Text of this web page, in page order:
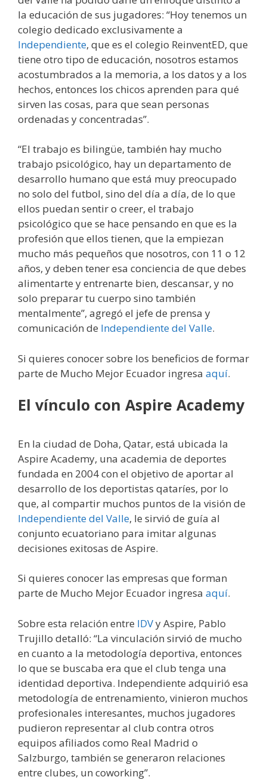
la educación de sus jugadores: “Hoy tenemos un
colegio dedicado exclusivamente a
Independiente, que es el colegio ReinventED, que
tiene otro tipo de educación, nosotros estamos
acostumbrados a la memoria, a los datos y a los
hechos, entonces los chicos aprenden para qué
sirven las cosas, para que sean personas
ordenadas y concentradas”.
“El trabajo es bilingüe, también hay mucho
trabajo psicológico, hay un departamento de
desarrollo humano que está muy preocupado
no solo del futbol, sino del día a día, de lo que
ellos puedan sentir o creer, el trabajo
psicológico que se hace pensando en que es la
profesión que ellos tienen, que la empiezan
mucho más pequeños que nosotros, con 11 o 12
años, y deben tener esa conciencia de que debes
alimentarte y entrenarte bien, descansar, y no
solo preparar tu cuerpo sino también
mentalmente”, agregó el jefe de prensa y
comunicación de Independiente del Valle.
Si quieres conocer sobre los beneficios de formar
parte de Mucho Mejor Ecuador ingresa aquí.
El vínculo con Aspire Academy
En la ciudad de Doha, Qatar, está ubicada la
Aspire Academy, una academia de deportes
fundada en 2004 con el objetivo de aportar al
desarrollo de los deportistas qataríes, por lo
que, al compartir muchos puntos de la visión de
Independiente del Valle, le sirvió de guía al
conjunto ecuatoriano para imitar algunas
decisiones exitosas de Aspire.
Si quieres conocer las empresas que forman
parte de Mucho Mejor Ecuador ingresa aquí.
Sobre esta relación entre IDVy Aspire, Pablo
Trujillo detalló: “La vinculación sirvió de mucho
en cuanto a la metodología deportiva, entonces
lo que se buscaba era que el club tenga una
identidad deportiva. Independiente adquirió esa
metodología de entrenamiento, vinieron muchos
profesionales interesantes, muchos jugadores
pudieron representar al club contra otros
equipos afiliados como Real Madrid o
Salzburgo, también se generaron relaciones
entre clubes, un coworking”.